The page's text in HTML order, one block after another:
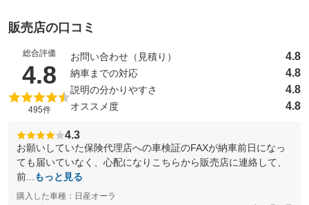
販売店の口コミ
総合評価
4.8 （5点満点中）
495件
お問い合わせ（見積り） 4.8
納車までの対応 4.8
説明の分かりやすさ 4.8
オススメ度 4.8
4.3
お願いしていた保険代理店への車検証のFAXが納車前日になっ
ても届いていなく、心配になりこちらから販売店に連絡して、
前...
もっと見る
購入した車種：日産オーラ